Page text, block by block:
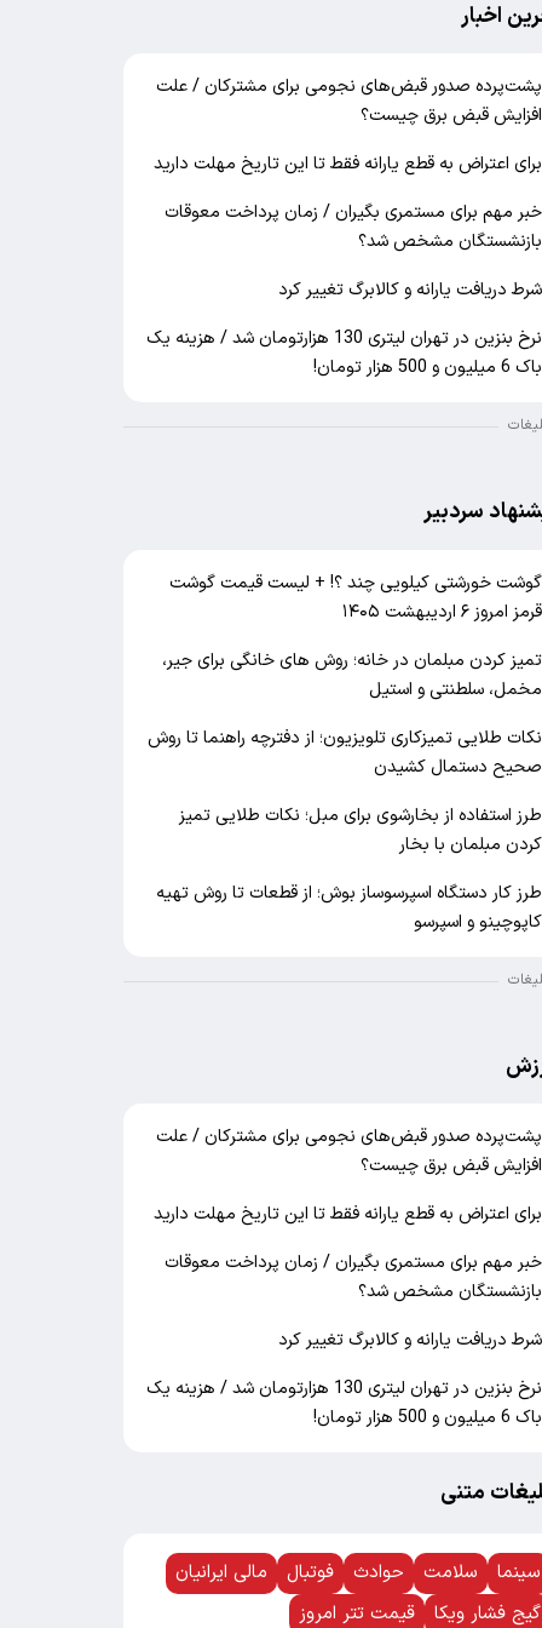
اخبار
پشت‌پرده صدور قبض‌های نجومی برای مشترکان / علت
افزایش قبض برق چیست؟
برای اعتراض به قطع یارانه فقط تا این تاریخ مهلت دارید
خبر مهم برای مستمری بگیران / زمان پرداخت معوقات
بازنشستگان مشخص شد؟
شرط دریافت یارانه و کالابرگ تغییر کرد
نرخ بنزین در تهران لیتری 130 هزارتومان شد / هزینه یک
باک 6 میلیون و 500 هزار تومان!
سردبیر
گوشت خورشتی کیلویی چند ؟! + لیست قیمت گوشت
قرمز امروز ۶ اردیبهشت ۱۴۰۵
تمیز کردن مبلمان در خانه؛ روش های خانگی برای جیر،
مخمل، سلطنتی و استیل
نکات طلایی تمیزکاری تلویزیون؛ از دفترچه راهنما تا روش
صحیح دستمال کشیدن
طرز استفاده از بخارشوی برای مبل؛ نکات طلایی تمیز
کردن مبلمان با بخار
طرز کار دستگاه اسپرسوساز بوش؛ از قطعات تا روش تهیه
کاپوچینو و اسپرسو
پشت‌پرده صدور قبض‌های نجومی برای مشترکان / علت
افزایش قبض برق چیست؟
برای اعتراض به قطع یارانه فقط تا این تاریخ مهلت دارید
خبر مهم برای مستمری بگیران / زمان پرداخت معوقات
بازنشستگان مشخص شد؟
شرط دریافت یارانه و کالابرگ تغییر کرد
نرخ بنزین در تهران لیتری 130 هزارتومان شد / هزینه یک
باک 6 میلیون و 500 هزار تومان!
متنی
سینما سلامت حوادث فوتبال
مالی ایرانیان
گیج فشار ویکا
قیمت تتر امروز